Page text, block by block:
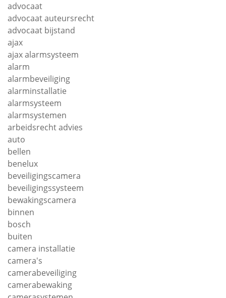
advocaat
advocaat auteursrecht
advocaat bijstand
ajax
ajax alarmsysteem
alarm
alarmbeveiliging
alarminstallatie
alarmsysteem
alarmsystemen
arbeidsrecht advies
auto
bellen
benelux
beveiligingscamera
beveiligingssysteem
bewakingscamera
binnen
bosch
buiten
camera installatie
camera's
camerabeveiliging
camerabewaking